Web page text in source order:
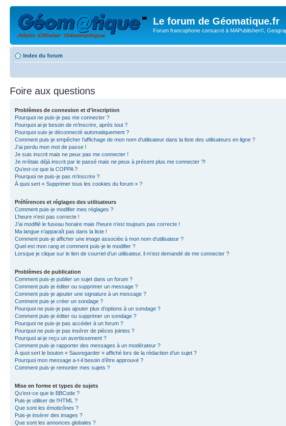
Le forum de Géomatique.fr
Forum francophone consacré à MAPublisher©,
Index du forum
Foire aux questions
Problèmes de connexion et d’inscription
Pourquoi ne puis-je pas me connecter ?
Pourquoi ai-je besoin de m’inscrire, après tout ?
Pourquoi suis-je déconnecté automatiquement ?
Comment puis-je empêcher l’affichage de mon nom d’utilisateur dans la liste des utilisateurs en ligne ?
J’ai perdu mon mot de passe !
Je suis inscrit mais ne peux pas me connecter !
Je m’étais déjà inscrit par le passé mais ne peux à présent plus me connecter ?!
Qu’est-ce que la COPPA ?
Pourquoi ne puis-je pas m’inscrire ?
À quoi sert « Supprimer tous les cookies du forum » ?
Préférences et réglages des utilisateurs
Comment puis-je modifier mes réglages ?
L’heure n’est pas correcte !
J’ai modifié le fuseau horaire mais l’heure n’est toujours pas correcte !
Ma langue n’apparaît pas dans la liste !
Comment puis-je afficher une image associée à mon nom d’utilisateur ?
Quel est mon rang et comment puis-je le modifier ?
Lorsque je clique sur le lien de courriel d’un utilisateur, il m’est demandé de me connecter ?
Problèmes de publication
Comment puis-je publier un sujet dans un forum ?
Comment puis-je éditer ou supprimer un message ?
Comment puis-je ajouter une signature à un message ?
Comment puis-je créer un sondage ?
Pourquoi ne puis-je pas ajouter plus d’options à un sondage ?
Comment puis-je éditer ou supprimer un sondage ?
Pourquoi ne puis-je pas accéder à un forum ?
Pourquoi ne puis-je pas insérer de pièces jointes ?
Pourquoi ai-je reçu un avertissement ?
Comment puis-je rapporter des messages à un modérateur ?
À quoi sert le bouton « Sauvegarder » affiché lors de la rédaction d’un sujet ?
Pourquoi mon message a-t-il besoin d’être approuvé ?
Comment puis-je remonter mes sujets ?
Mise en forme et types de sujets
Qu’est-ce que le BBCode ?
Puis-je utiliser de l’HTML ?
Que sont les émoticônes ?
Puis-je insérer des images ?
Que sont les annonces globales ?